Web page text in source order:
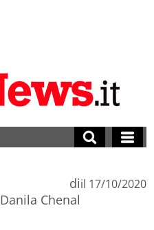
di
Danila Chenal
il 17/10/2020